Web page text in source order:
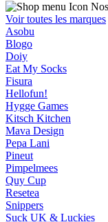
Voir toutes les marques
Asobu
Blogo
Doiy
Eat My Socks
Fisura
Hellofun!
Hygge Games
Kitsch Kitchen
Mava Design
Pepa Lani
Pineut
Pimpelmees
Quy Cup
Resetea
Snippers
Suck UK & Luckies